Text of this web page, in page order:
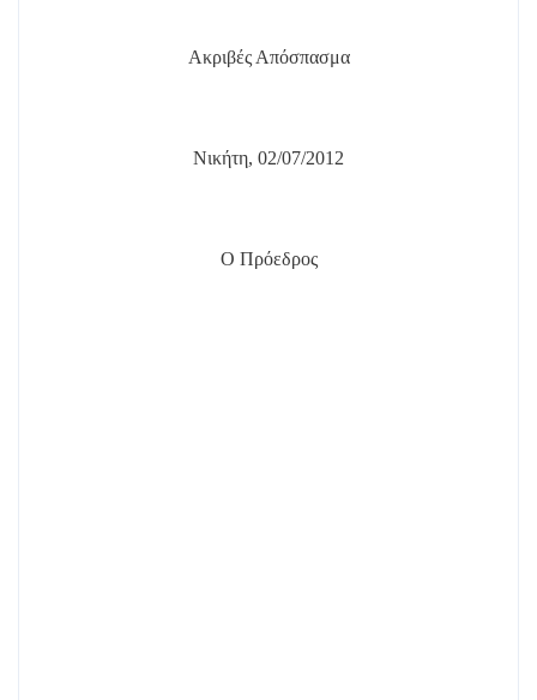
Ακριβές Απόσπασμα
Νικήτη, 02/07/2012
Ο Πρόεδρος